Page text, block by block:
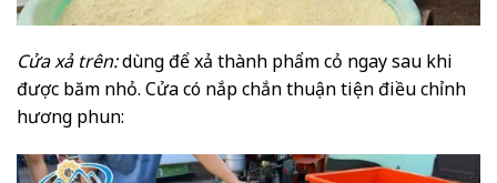
Cửa xả trên:dùng để xả thành phẩm cỏ ngay sau khi
được băm nhỏ. Cửa có nắp chắn thuận tiện điều chỉnh
hương phun: